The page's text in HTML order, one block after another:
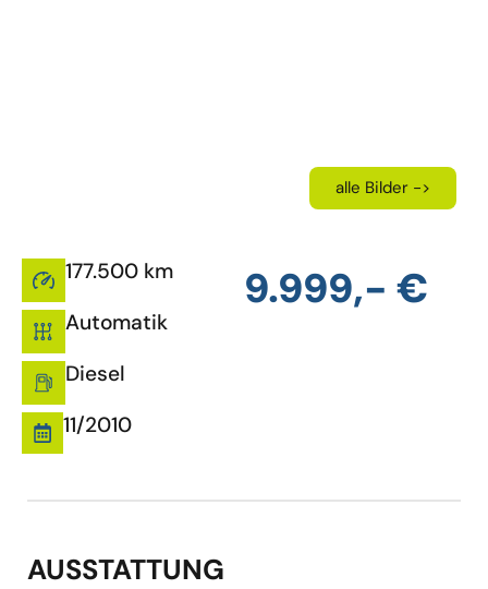
alle Bilder ->
177.500 km
Automatik
Diesel
11/2010
9.999,- €
AUSSTATTUNG